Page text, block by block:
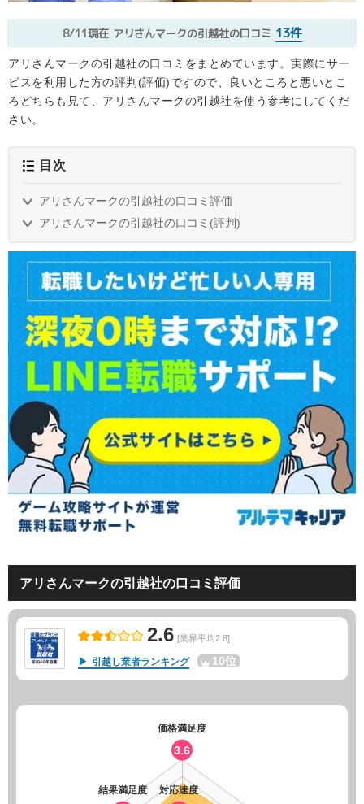
8/11現在 アリさんマークの引越社の口コミ 13件
アリさんマークの引越社の口コミをまとめています。実際にサー
ビスを利用した方の評判(評価)ですので、良いところと悪いとこ
ろどちらも見て、アリさんマークの引越社を使う参考にしてくだ
さい。
目次
アリさんマークの引越社の口コミ評価
アリさんマークの引越社の口コミ(評判)
アリさんマークの引越社の口コミ評価
2.6 [業界平均2.8]
引越し業者ランキング 10位
価格満足度
3.6
対応速度
結果満足度